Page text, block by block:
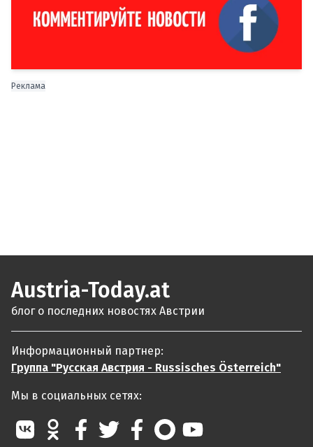
Реклама
Austria-Today.at
блог о последних новостях Австрии
Информационный партнер:
Группа "Русская Австрия - Russisches Österreich"
Мы в социальных сетях: